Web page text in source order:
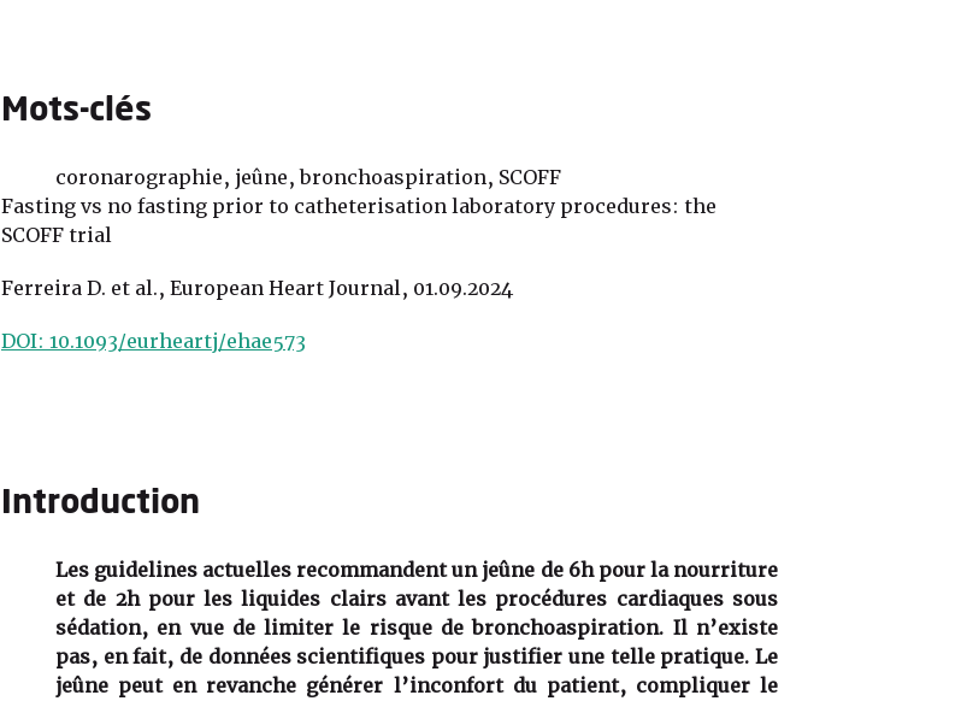
Mots-clés
coronarographie, jeûne, bronchoaspiration, SCOFF
Fasting vs no fasting prior to catheterisation laboratory procedures: the
SCOFF trial
Ferreira D. et al., European Heart Journal, 01.09.2024
DOI: 10.1093/eurheartj/ehae573
Introduction
Les guidelines actuelles recommandent un jeûne de 6h pour la nourriture
et de 2h pour les liquides clairs avant les procédures cardiaques sous
sédation, en vue de limiter le risque de bronchoaspiration. Il n’existe
pas, en fait, de données scientifiques pour justifier une telle pratique. Le
jeûne peut en revanche générer l’inconfort du patient, compliquer le